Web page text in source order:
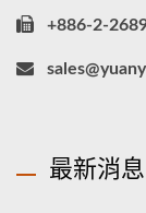
+886-2-
最新消息